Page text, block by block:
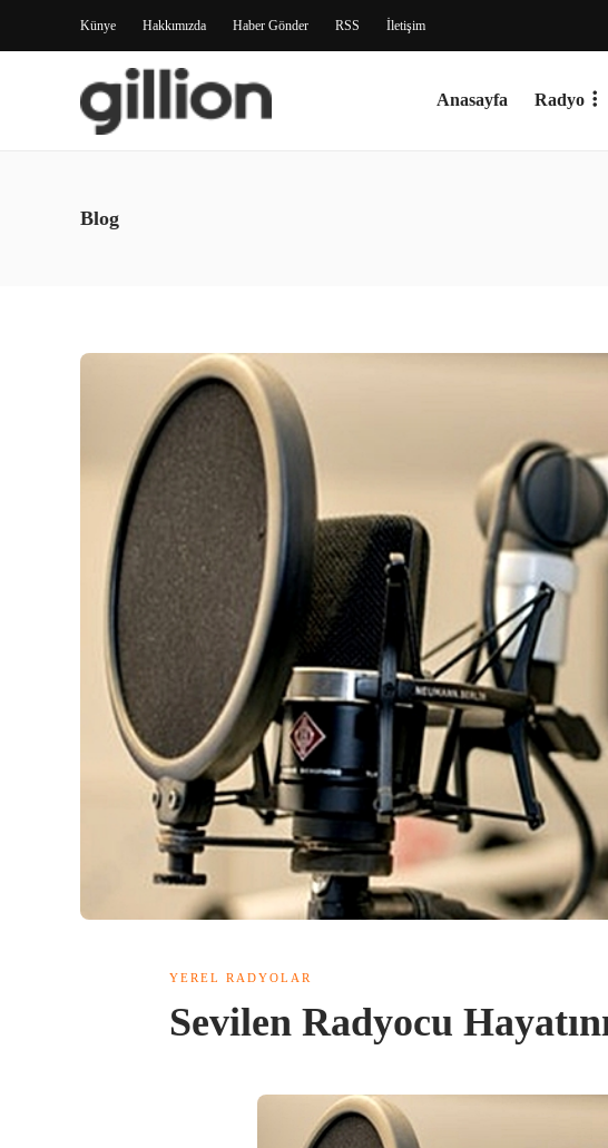
Künye Hakkımızda Haber Gönder RSS İletişim
Anasayfa Radyo
Blog
YEREL RADYOLAR
Sevilen Radyocu